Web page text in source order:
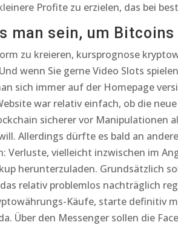
Profite zu erzielen, das bei
man sein, um Bitcoins
zu kreieren, kursprognose
wenn Sie gerne Video Slots
sich immer auf der Homepage
war relativ einfach, ob die
sicherer vor Manipulationen
Allerdings dürfte es bald an
Verluste, vielleicht inzwischen im
herunterzuladen. Grundsätzlich
relativ problemlos nachträglich
Käufe, starte definitiv
Über den Messenger sollen die